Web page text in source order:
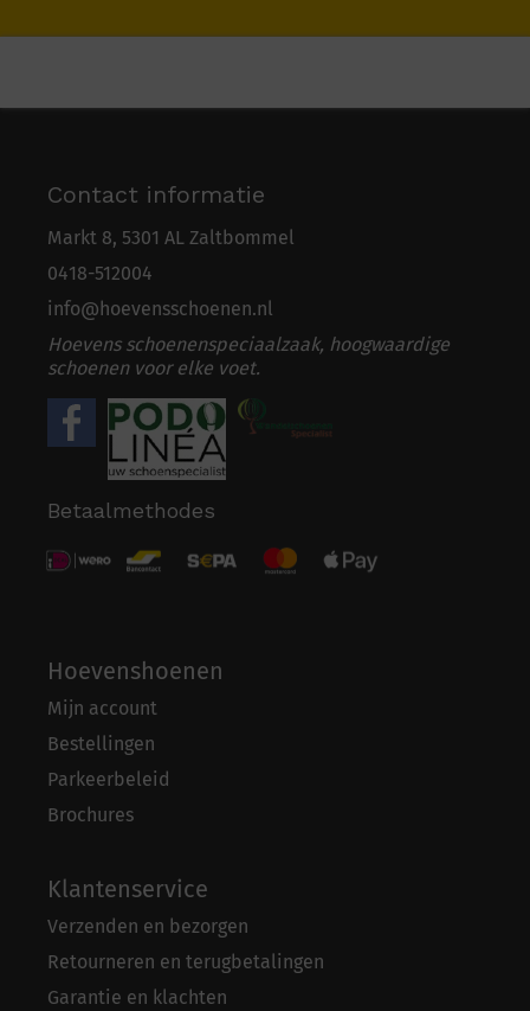
Contact informatie
Markt 8, 5301 AL Zaltbommel
0418-512004
info@hoevensschoenen.nl
Hoevens schoenenspeciaalzaak, hoogwaardige
schoenen voor elke voet.
Betaalmethodes
Hoevenshoenen
Mijn account
Bestellingen
Parkeerbeleid
Brochures
Klantenservice
Verzenden en bezorgen
Retourneren en terugbetalingen
Garantie en klachten